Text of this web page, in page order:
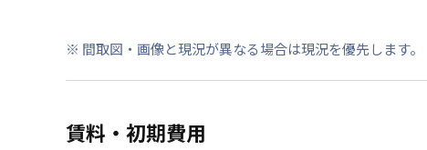
※ 間取図・画像と現況が異なる場合は現況を優先します。
賃料・初期費用